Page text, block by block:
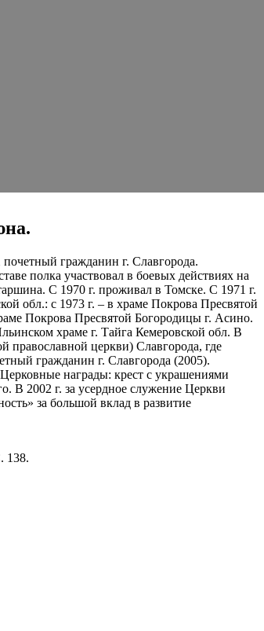
гражданин г. Славгорода.
полка участвовал в боевых действиях на
С 1970 г. проживал в Томске. С 1971 г.
обл.: с 1973 г. – в храме Покрова Пресвятой
Покрова Пресвятой Богородицы г. Асино.
храме г. Тайга Кемеровской обл. В
православной церкви) Славгорода, где
гражданин г. Славгорода (2005).
награды: крест с украшениями
В 2002 г. за усердное служение Церкви
за большой вклад в развитие
138.